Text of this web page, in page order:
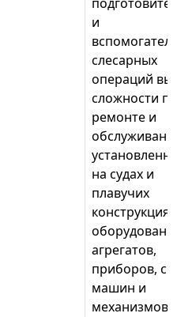
и
слесарных
операций
сложности
ремонте и
на судах и
плавучих
конструкциях
агрегатов,
приборов,
машин и
механизмов